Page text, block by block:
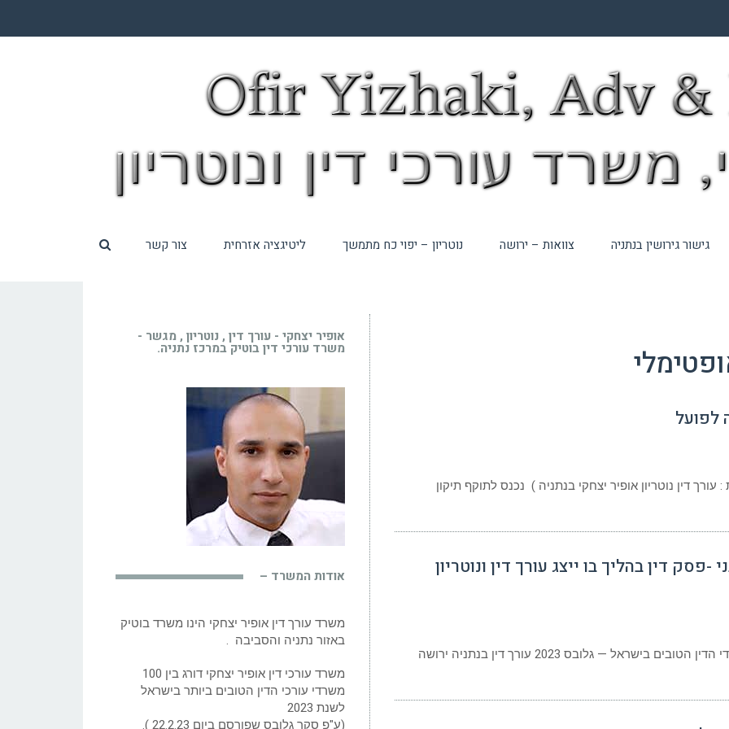
גישור גירושין בנתניה צוואות – ירושה נוטריון – יפוי כח מתמשך ליטיגציה אזרחית צור קשר
לפועל
דין נוטריון אופיר יצחקי בנתניה ) נכנס לתוקף תיקון
פסק דין בהליך בו ייצג עורך דין ונוטריון
אופיר יצחקי - עורך דין , נוטריון , מגשר -
משרד עורכי דין בוטיק במרכז נתניה.
אודות המשרד –
משרד עורך דין אופיר יצחקי הינו משרד בוטיק
באזור נתניה והסביבה .
משרד עורכי דין אופיר יצחקי דורג בין 100
משרדי עורכי הדין הטובים ביותר בישראל
לשנת 2023
(ע"פ סקר גלובס שפורסם ביום 22.2.23 ).